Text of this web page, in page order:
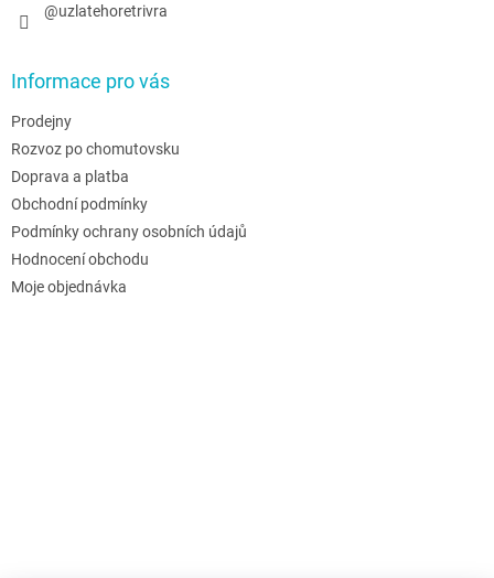
@uzlatehoretrivra
Informace pro vás
Prodejny
Rozvoz po chomutovsku
Doprava a platba
Obchodní podmínky
Podmínky ochrany osobních údajů
Hodnocení obchodu
Moje objednávka